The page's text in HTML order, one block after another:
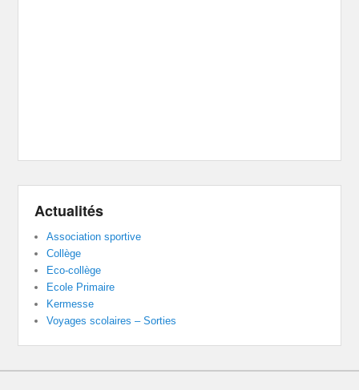
Actualités
Association sportive
Collège
Eco-collège
Ecole Primaire
Kermesse
Voyages scolaires – Sorties